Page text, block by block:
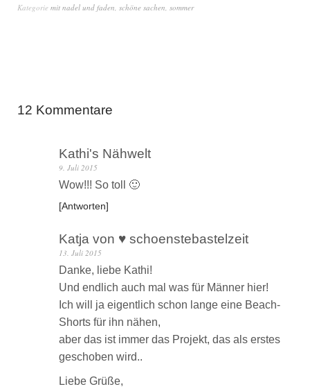
Kategorie mit nadel und faden, schöne sachen, sommer
12 Kommentare
Kathi's Nähwelt
9. Juli 2015
Wow!!! So toll 🙂
Antworten
Katja von ♥ schoenstebastelzeit
13. Juli 2015
Danke, liebe Kathi!
Und endlich auch mal was für Männer hier!
Ich will ja eigentlich schon lange eine Beach-
Shorts für ihn nähen,
aber das ist immer das Projekt, das als erstes
geschoben wird..
Liebe Grüße,